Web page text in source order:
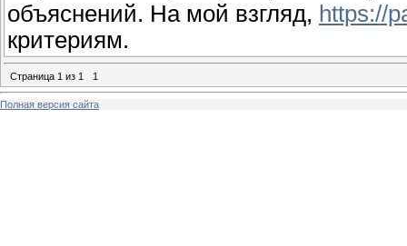
объяснений. На мой взгляд, https://
критериям.
Страница 1 из 1 1
Полная версия сайта